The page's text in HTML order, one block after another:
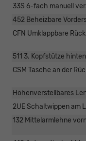
33S 6-fach manuell
452 Beheizbare
CFN Umklappbare
511 3. Kopfstütze hinten
CSM Tasche an der
Höhenverstellbares
2UE Schaltwippen am
132 Mittelarmlehne